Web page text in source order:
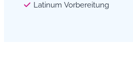
Latinum Vorbereitung